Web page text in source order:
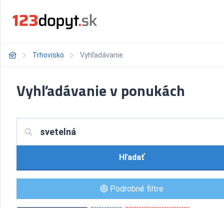
Trhovisko Vyhľadávanie
Vyhľadávanie v ponukách
Hľadať
Podrobné filtre